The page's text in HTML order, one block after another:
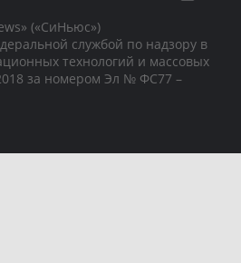
(«СиНьюс»)
службой по надзору в
технологий и массовых
за номером Эл № ФС77 –